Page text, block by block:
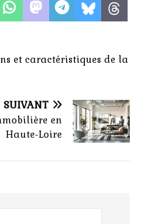
et caractéristiques de la
SUIVANT
en
Haute-Loire